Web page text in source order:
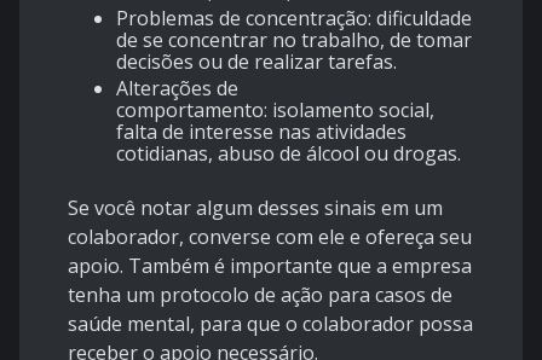
Problemas de concentração: dificuldade
de se concentrar no trabalho, de tomar
decisões ou de realizar tarefas.
Alterações de
comportamento: isolamento social,
falta de interesse nas atividades
cotidianas, abuso de álcool ou drogas.
Se você notar algum desses sinais em um
colaborador, converse com ele e ofereça seu
apoio. Também é importante que a empresa
tenha um protocolo de ação para casos de
saúde mental, para que o colaborador possa
receber o apoio necessário.